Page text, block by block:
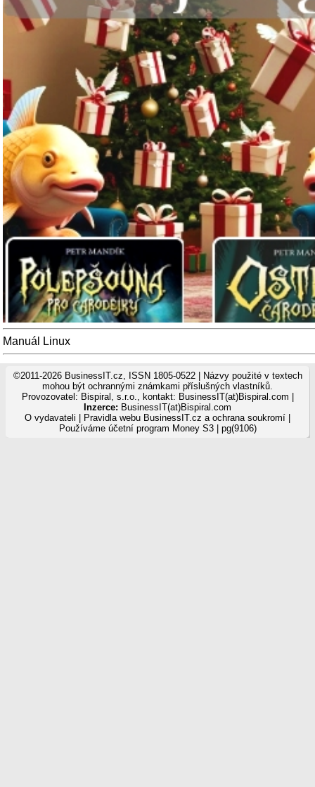
Manuál Linux
©2011-2026 BusinessIT.cz, ISSN 1805-0522 | Názvy použité v textech
mohou být ochrannými známkami příslušných vlastníků.
Provozovatel: Bispiral, s.r.o., kontakt: BusinessIT(at)Bispiral.com |
Inzerce: BusinessIT(at)Bispiral.com
O vydavateli
Pravidla webu BusinessIT.cz a ochrana soukromí
Používáme účetní program Money S3| pg(9106)